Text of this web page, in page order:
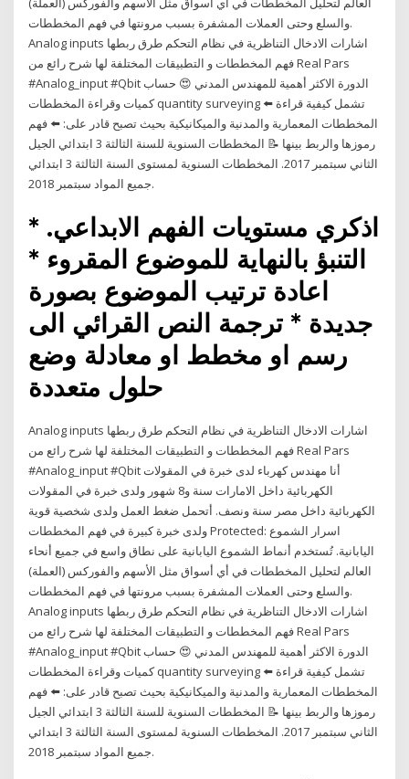
والسلع وحتى العملات المشفرة بسبب مرونتها في فهم المخططات.
Analog inputs اشارات الادخال التناظرية في نظام التحكم طرق ربطها
فهم المخططات و التطبيقات المختلفة لها شرح رائع من Real Pars
#Analog_input #Qbit الدورة الاكثر أهمية للمهندس المدني 😍 حساب
كميات وقراءة المخططات quantity surveying ⬅️ تشمل كيفية قراءة
المخططات المعمارية والمدنية والميكانيكية بحيث تصبح قادر على: ⬅️ فهم
رموزها والربط بينها 📝 المخططات السنوية للسنة الثالثة 3 ابتدائي الجيل
الثاني سبتمبر 2017. المخططات السنوية لمستوى السنة الثالثة 3 ابتدائي
جميع المواد سبتمبر 2018.
اذكري مستويات الفهم الابداعي. *
التنبؤ بالنهاية للموضوع المقروء *
اعادة ترتيب الموضوع بصورة
جديدة * ترجمة النص القرائي الى
رسم او مخطط او معادلة وضع
Analog inputs اشارات الادخال التناظرية في نظام التحكم طرق ربطها
فهم المخططات و التطبيقات المختلفة لها شرح رائع من Real Pars
#Analog_input #Qbit أنا مهندس كهرباء لدى خبرة في المقولات
الكهربائية داخل الامارات سنة و8 شهور ولدى خبرة في المقولات
الكهربائية داخل مصر سنة ونصف. أتحمل ضغط العمل ولدى شخصية قوية
ولدى خبرة كبيرة في فهم المخططات Protected: اسرار الشموع
اليابانية. تُستخدم أنماط الشموع اليابانية على نطاق واسع في جميع أنحاء
العالم لتحليل المخططات في أي أسواق مثل الأسهم والفوركس (العملة)
والسلع وحتى العملات المشفرة بسبب مرونتها في فهم المخططات.
Analog inputs اشارات الادخال التناظرية في نظام التحكم طرق ربطها
فهم المخططات و التطبيقات المختلفة لها شرح رائع من Real Pars
#Analog_input #Qbit الدورة الاكثر أهمية للمهندس المدني 😍 حساب
كميات وقراءة المخططات quantity surveying ⬅️ تشمل كيفية قراءة
المخططات المعمارية والمدنية والميكانيكية بحيث تصبح قادر على: ⬅️ فهم
رموزها والربط بينها 📝 المخططات السنوية للسنة الثالثة 3 ابتدائي الجيل
الثاني سبتمبر 2017. المخططات السنوية لمستوى السنة الثالثة 3 ابتدائي
جميع المواد سبتمبر 2018.